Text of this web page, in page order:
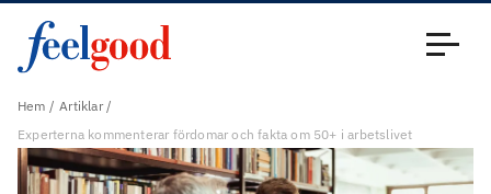
Hem
Artiklar
Experterna kommenterar fördomar och fakta om 50+ i arbetslivet